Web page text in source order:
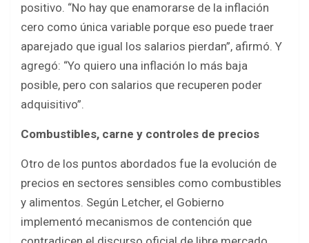
positivo. “No hay que enamorarse de la inflación
cero como única variable porque eso puede traer
aparejado que igual los salarios pierdan”, afirmó. Y
agregó: “Yo quiero una inflación lo más baja
posible, pero con salarios que recuperen poder
adquisitivo”.
Combustibles, carne y controles de precios
Otro de los puntos abordados fue la evolución de
precios en sectores sensibles como combustibles
y alimentos. Según Letcher, el Gobierno
implementó mecanismos de contención que